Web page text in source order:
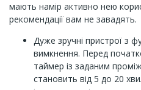
мають намір активно нею
рекомендації вам не завадять.
Дуже зручні пристрої з
вимкнення. Перед
таймер із заданим
становить від 5 до 20